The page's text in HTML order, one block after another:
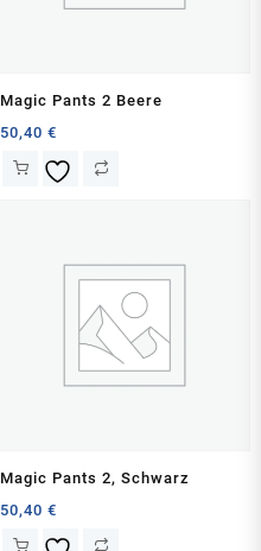
Magic Pants 2 Beere
50,40€
Magic Pants 2, Schwarz
50,40€